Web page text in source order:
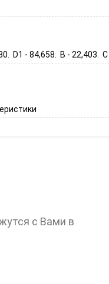
D1 - 84,658. B - 22,403.
с Вами в